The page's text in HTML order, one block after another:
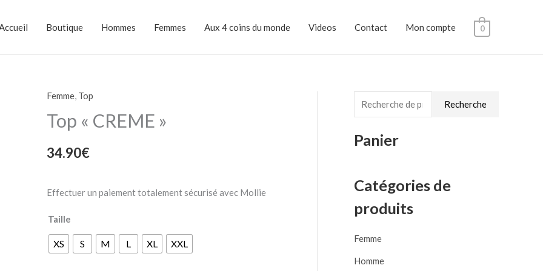
Boutique Hommes Femmes Aux 4 coins du monde Videos Contact Mon compte 0
Femme, Top
Top « CREME »
34.90€
Effectuer un paiement totalement sécurisé avec Mollie
Taille
XS S M L XL XXL
quantité
de
Top
"CREME"
e
c
r
c
e
p
Recherche
Panier
Catégories de
produits
Femme
Homme